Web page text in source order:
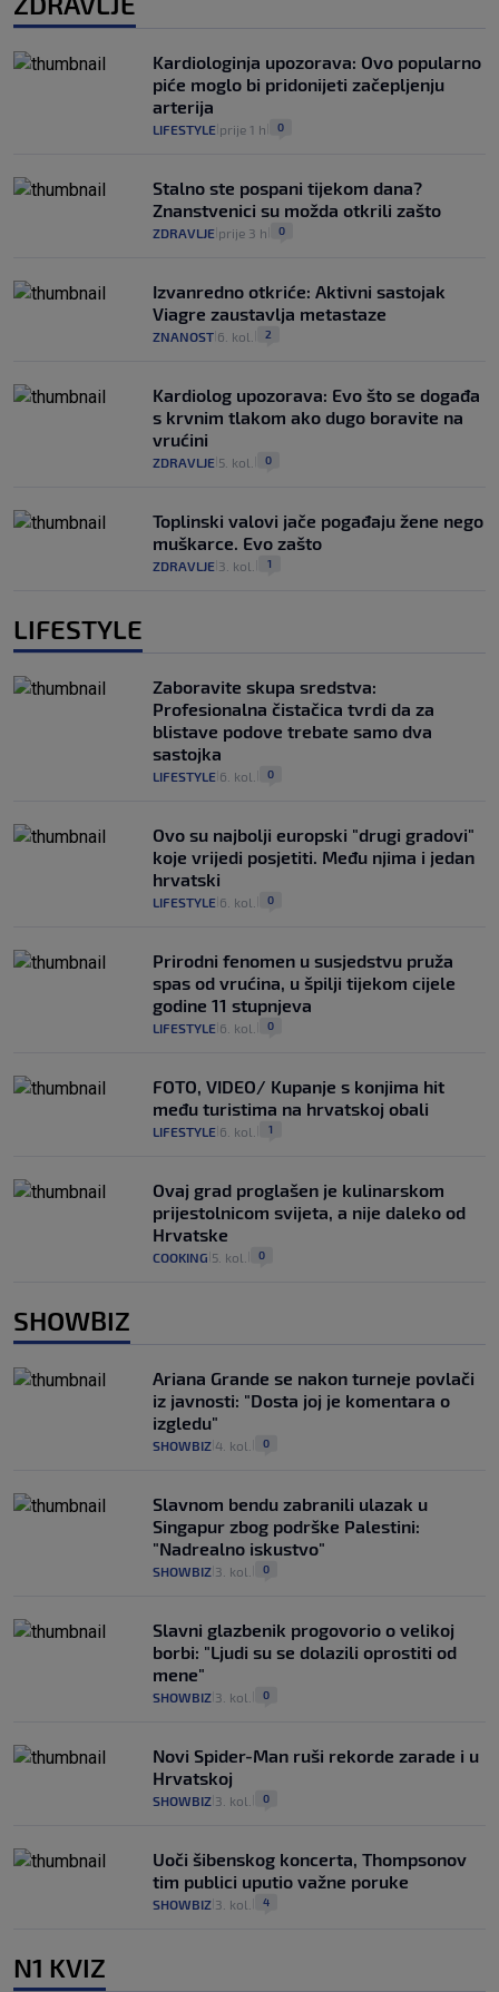
Kardiologinja upozorava: Ovo popularno
piće moglo bi pridonijeti začepljenju
arterija
LIFESTYLE prije 1 h 0
Stalno ste pospani tijekom dana?
Znanstvenici su možda otkrili zašto
ZDRAVLJE prije 3 h 0
Izvanredno otkriće: Aktivni sastojak
Viagre zaustavlja metastaze
ZNANOST 6. kol. 2
Kardiolog upozorava: Evo što se događa
s krvnim tlakom ako dugo boravite na
vrućini
ZDRAVLJE 5. kol. 0
Toplinski valovi jače pogađaju žene nego
muškarce. Evo zašto
ZDRAVLJE 3. kol. 1
LIFESTYLE
Zaboravite skupa sredstva:
Profesionalna čistačica tvrdi da za
blistave podove trebate samo dva
sastojka
LIFESTYLE 6. kol. 0
Ovo su najbolji europski "drugi gradovi"
koje vrijedi posjetiti. Među njima i jedan
hrvatski
LIFESTYLE 6. kol. 0
Prirodni fenomen u susjedstvu pruža
spas od vrućina, u špilji tijekom cijele
godine 11 stupnjeva
LIFESTYLE 6. kol. 0
FOTO, VIDEO/ Kupanje s konjima hit
među turistima na hrvatskoj obali
LIFESTYLE 6. kol. 1
Ovaj grad proglašen je kulinarskom
prijestolnicom svijeta, a nije daleko od
Hrvatske
COOKING 5. kol. 0
SHOWBIZ
Ariana Grande se nakon turneje povlači
iz javnosti: "Dosta joj je komentara o
izgledu"
SHOWBIZ 4. kol. 0
Slavnom bendu zabranili ulazak u
Singapur zbog podrške Palestini:
"Nadrealno iskustvo"
SHOWBIZ 3. kol. 0
Slavni glazbenik progovorio o velikoj
borbi: "Ljudi su se dolazili oprostiti od
mene"
SHOWBIZ 3. kol. 0
Novi Spider-Man ruši rekorde zarade i u
Hrvatskoj
SHOWBIZ 3. kol. 0
Uoči šibenskog koncerta, Thompsonov
tim publici uputio važne poruke
SHOWBIZ 3. kol. 4
N1 KVIZ